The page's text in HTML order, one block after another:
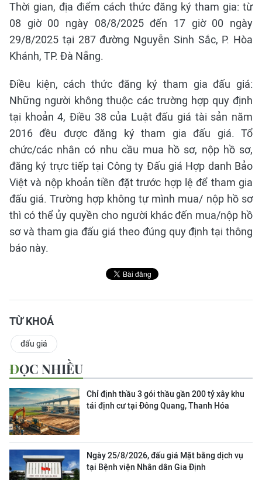
Thời gian, địa điểm cách thức đăng ký tham gia: từ
08 giờ 00 ngày 08/8/2025 đến 17 giờ 00 ngày
29/8/2025 tại 287 đường Nguyễn Sinh Sắc, P. Hòa
Khánh, TP. Đà Nẵng.
Điều kiện, cách thức đăng ký tham gia đấu giá:
Những người không thuộc các trường hợp quy định
tại khoản 4, Điều 38 của Luật đấu giá tài sản năm
2016 đều được đăng ký tham gia đấu giá. Tổ
chức/các nhân có nhu cầu mua hồ sơ, nộp hồ sơ,
đăng ký trực tiếp tại Công ty Đấu giá Hợp danh Bảo
Việt và nộp khoản tiền đặt trước hợp lệ để tham gia
đấu giá. Trường hợp không tự mình mua/ nộp hồ sơ
thì có thể ủy quyền cho người khác đến mua/nộp hồ
sơ và tham gia đấu giá theo đúng quy định tại thông
báo này.
TỪ KHOÁ
đấu giá
ĐỌC NHIỀU
Chỉ định thầu 3 gói thầu gần 200 tỷ xây khu
tái định cư tại Đông Quang, Thanh Hóa
Ngày 25/8/2026, đấu giá Mặt bằng dịch vụ
tại Bệnh viện Nhân dân Gia Định